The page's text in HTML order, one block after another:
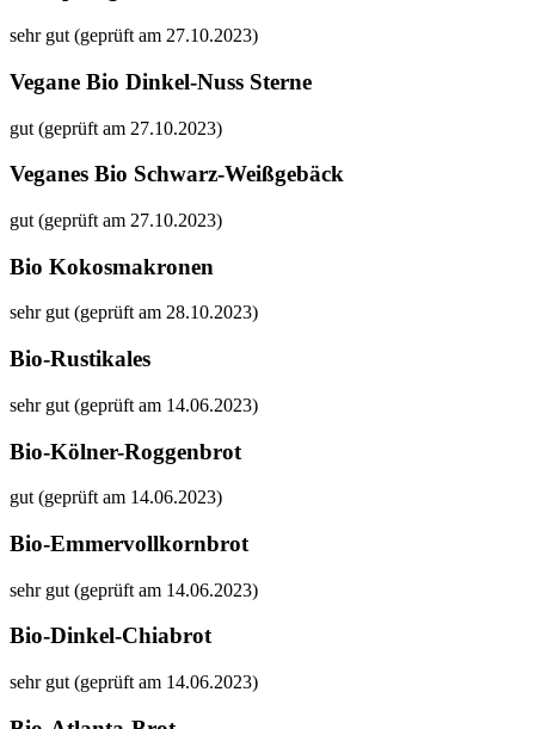
sehr gut (geprüft am 27.10.2023)
Vegane Bio Dinkel-Nuss Sterne
gut (geprüft am 27.10.2023)
Veganes Bio Schwarz-Weißgebäck
gut (geprüft am 27.10.2023)
Bio Kokosmakronen
sehr gut (geprüft am 28.10.2023)
Bio-Rustikales
sehr gut (geprüft am 14.06.2023)
Bio-Kölner-Roggenbrot
gut (geprüft am 14.06.2023)
Bio-Emmervollkornbrot
sehr gut (geprüft am 14.06.2023)
Bio-Dinkel-Chiabrot
sehr gut (geprüft am 14.06.2023)